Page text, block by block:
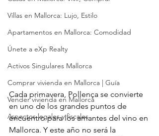
Villas en Mallorca: Lujo, Estilo
Apartamentos en Mallorca: Comodidad
Únete a eXp Realty
Activos Singulares Mallorca
Comprar vivienda en Mallorca | Guía
Vender vivienda en Mallorca
Aspectos legales y fiscales
Cada primavera, Pollença se convierte
en uno de los grandes puntos de
encuentro para los amantes del vino en
Mallorca. Y este año no será la